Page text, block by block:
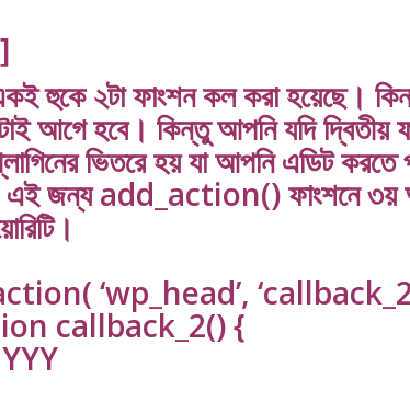
হুকে ২টা ফাংশন কল করা হয়েছে।
আগে হবে। কিন্তু আপনি যদি দ্বিতীয়
ভিতরে হয় যা আপনি এডিট করতে
এই জন্য add_action() ফাংশনে ৩য়
‘wp_head’,
callback_2() {